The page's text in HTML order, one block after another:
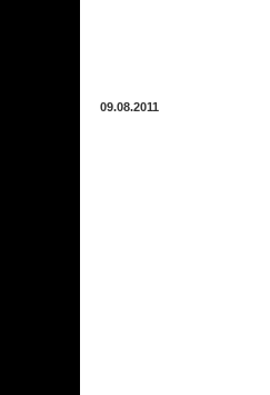
09.08.2011